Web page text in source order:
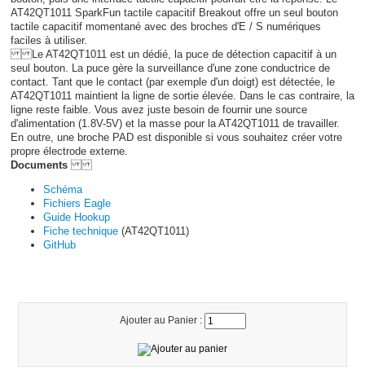
AT42QT1011 SparkFun tactile capacitif Breakout offre un seul bouton
tactile capacitif momentané avec des broches d'E / S numériques
faciles à utiliser.
Le AT42QT1011 est un dédié, la puce de détection capacitif à un
seul bouton. La puce gère la surveillance d'une zone conductrice de
contact. Tant que le contact (par exemple d'un doigt) est détectée, le
AT42QT1011 maintient la ligne de sortie élevée. Dans le cas contraire, la
ligne reste faible. Vous avez juste besoin de fournir une source
d'alimentation (1.8V-5V) et la masse pour la AT42QT1011 de travailler.
En outre, une broche PAD est disponible si vous souhaitez créer votre
propre électrode externe.
Documents
Schéma
Fichiers Eagle
Guide Hookup
Fiche technique (AT42QT1011)
GitHub
Ajouter au Panier :